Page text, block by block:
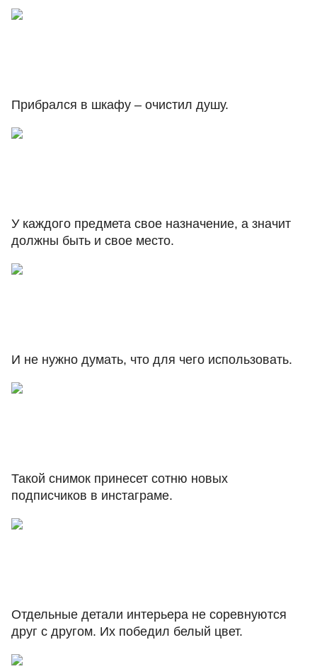
Прибрался в шкафу – очистил душу.
У каждого предмета свое назначение, а значит
должны быть и свое место.
И не нужно думать, что для чего использовать.
Такой снимок принесет сотню новых
подписчиков в инстаграме.
Отдельные детали интерьера не соревнуются
друг с другом. Их победил белый цвет.